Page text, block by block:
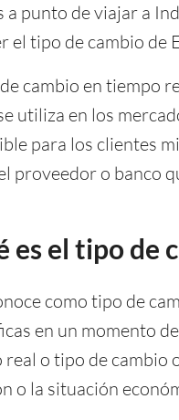
a punto de viajar a
el tipo de cambio de
cambio en tiempo
utiliza en los
para los clientes
proveedor o banco
es el tipo de
como tipo de
en un momento
real o tipo de cambio
o la situación